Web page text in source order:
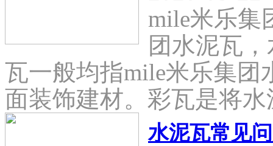
mile米乐集
团水泥瓦
瓦一般均指mile米乐集团
面装饰建材。彩瓦是将
水泥瓦常见